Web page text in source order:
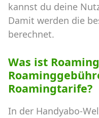
kannst du deine
Damit werden die
berechnet.
Was ist
Roamingtarife?
In der Handyabo-